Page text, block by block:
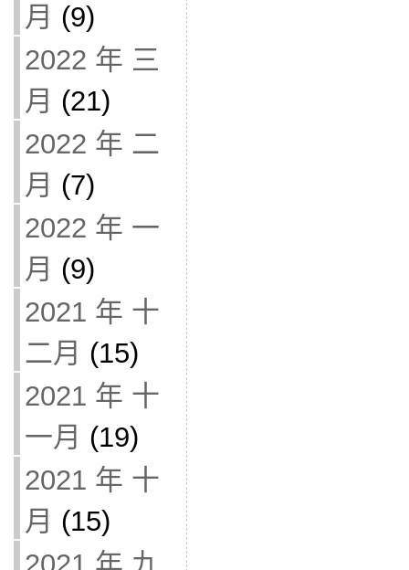
月 (9)
2022 年 三
月 (21)
2022 年 二
月 (7)
2022 年 一
月 (9)
2021 年 十
二月 (15)
2021 年 十
一月 (19)
2021 年 十
月 (15)